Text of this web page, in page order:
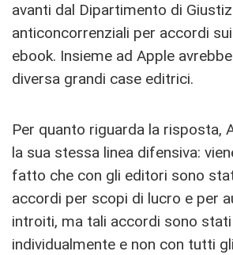
avanti dal Dipartimento di
anticoncorrenziali per accordi
ebook. Insieme ad Apple
diversa grandi case editrici.
Per quanto riguarda la risposta,
la sua stessa linea difensiva:
fatto che con gli editori sono
accordi per scopi di lucro e per
introiti, ma tali accordi sono
individualmente e non con tutti